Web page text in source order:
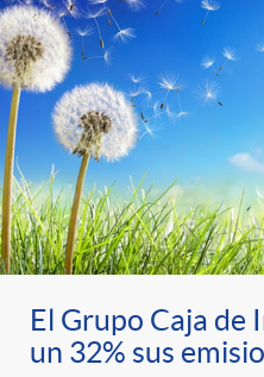
El Grupo Caja de
un 32% sus